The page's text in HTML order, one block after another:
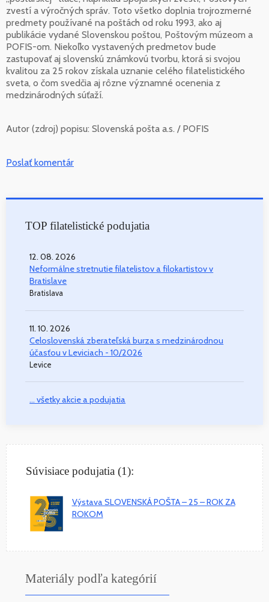
zvestí a výročných správ. Toto všetko doplnia trojrozmerné
predmety používané na poštách od roku 1993, ako aj
publikácie vydané Slovenskou poštou, Poštovým múzeom a
POFIS-om. Niekoľko vystavených predmetov bude
zastupovať aj slovenskú známkovú tvorbu, ktorá si svojou
kvalitou za 25 rokov získala uznanie celého filatelistického
sveta, o čom svedčia aj rôzne významné ocenenia z
medzinárodných súťaží.
Autor (zdroj) popisu: Slovenská pošta a.s. / POFIS
Poslať komentár
TOP filatelistické podujatia
12. 08. 2026
Neformálne stretnutie filatelistov a filokartistov v
Bratislave
Bratislava
11. 10. 2026
Celoslovenská zberateľská burza s medzinárodnou
účasťou v Leviciach - 10/2026
Levice
... všetky akcie a podujatia
Súvisiace podujatia (1):
Výstava SLOVENSKÁ POŠTA – 25 – ROK ZA
ROKOM
Materiály podľa kategórií